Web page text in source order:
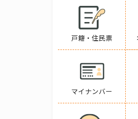
戸籍・住民票
マイナンバー